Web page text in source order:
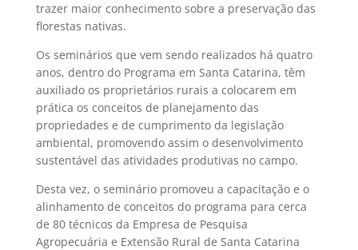
trazer maior conhecimento sobre a preservação das
florestas nativas.
Os seminários que vem sendo realizados há quatro
anos, dentro do Programa em Santa Catarina, têm
auxiliado os proprietários rurais a colocarem em
prática os conceitos de planejamento das
propriedades e de cumprimento da legislação
ambiental, promovendo assim o desenvolvimento
sustentável das atividades produtivas no campo.
Desta vez, o seminário promoveu a capacitação e o
alinhamento de conceitos do programa para cerca
de 80 técnicos da Empresa de Pesquisa
Agropecuária e Extensão Rural de Santa Catarina